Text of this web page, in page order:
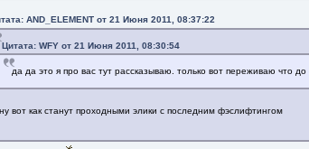
AND_ELEMENT от 21 Июня 2011, 08:37:22
Цитата: WFY от 21 Июня 2011, 08:30:54
да да это я про вас тут рассказываю. только вот переживаю что до
ну вот как станут проходными элики с последним фэслифтингом